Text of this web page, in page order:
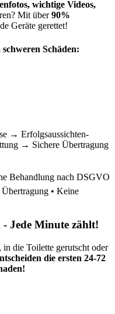
wichtige Videos,
Mit über90%
Geräte gerettet!
Schäden:
→ Erfolgsaussichten-
→ Sichere Übertragung
Behandlung nach DSGVO
• Keine
- Jede Minute zählt!
in die Toilette gerutscht oder
die ersten 24-72